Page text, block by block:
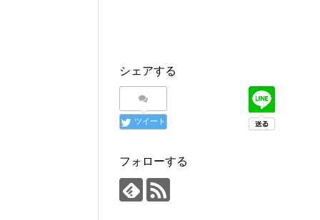
シェアする
ツイート
フォローする